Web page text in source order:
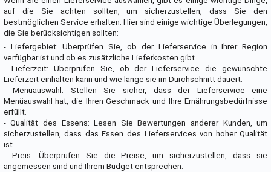
auf die Sie achten sollten, um sicherzustellen, dass Sie den
bestmöglichen Service erhalten. Hier sind einige wichtige Überlegungen,
die Sie berücksichtigen sollten:
- Liefergebiet: Überprüfen Sie, ob der Lieferservice in Ihrer Region
verfügbar ist und ob es zusätzliche Lieferkosten gibt.
- Lieferzeit: Überprüfen Sie, ob der Lieferservice die gewünschte
Lieferzeit einhalten kann und wie lange sie im Durchschnitt dauert.
- Menüauswahl: Stellen Sie sicher, dass der Lieferservice eine
Menüauswahl hat, die Ihren Geschmack und Ihre Ernährungsbedürfnisse
erfüllt.
- Qualität des Essens: Lesen Sie Bewertungen anderer Kunden, um
sicherzustellen, dass das Essen des Lieferservices von hoher Qualität
ist.
- Preis: Überprüfen Sie die Preise, um sicherzustellen, dass sie
angemessen sind und Ihrem Budget entsprechen.